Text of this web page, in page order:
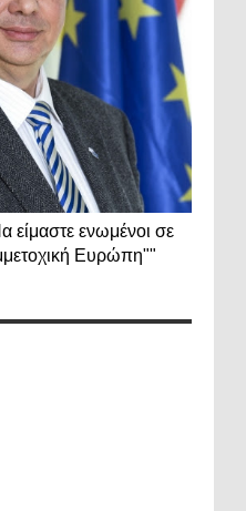
ενωμένοι σε
Ευρώπη""